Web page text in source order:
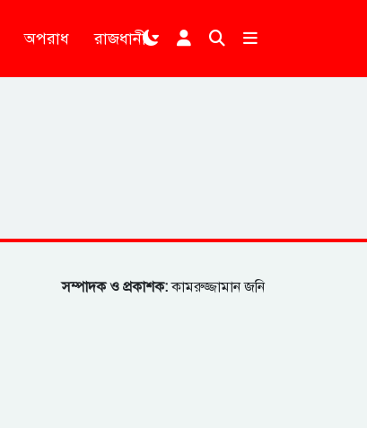
অপরাধ রাজধানী
সম্পাদক ও প্রকাশক:কামরুজ্জামান জনি